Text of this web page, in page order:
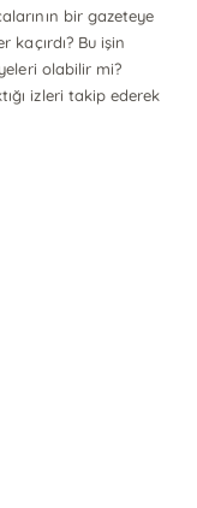
bir gazeteye
Bu işin
olabilir mi?
izleri takip ederek